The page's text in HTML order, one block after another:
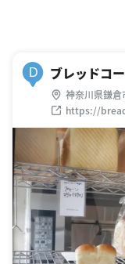
D ブレッドコ
神奈川県鎌倉
https://